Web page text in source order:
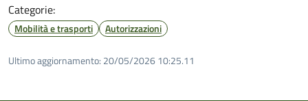
Categorie:
Mobilità e trasporti Autorizzazioni
Ultimo aggiornamento: 20/05/2026 10:25.11